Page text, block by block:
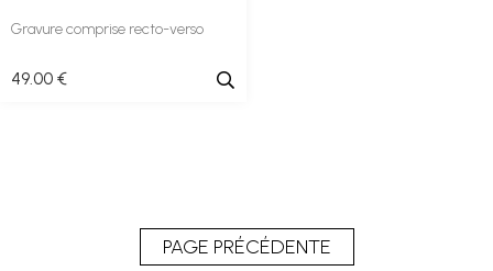
Gravure comprise recto-verso
49.00 €